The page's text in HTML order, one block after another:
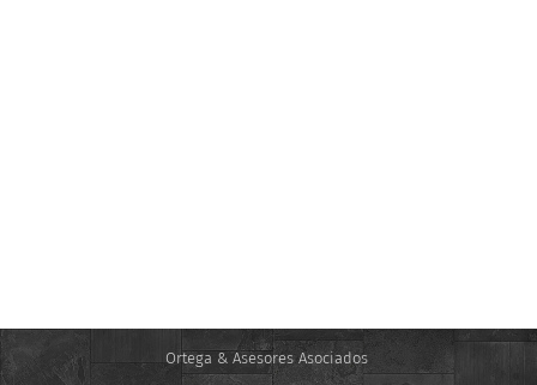
Ortega & Asesores Asociados